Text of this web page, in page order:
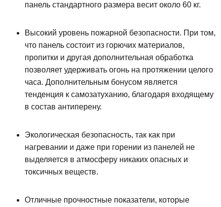
панель стандартного размера весит около 60 кг.
Высокий уровень пожарной безопасности. При том,
что панель состоит из горючих материалов,
пропитки и другая дополнительная обработка
позволяет удерживать огонь на протяжении целого
часа. Дополнительным бонусом является
тенденция к самозатуханию, благодаря входящему
в состав антиперену.
Экологическая безопасность, так как при
нагревании и даже при горении из панелей не
выделяется в атмосферу никаких опасных и
токсичных веществ.
Отличные прочностные показатели, которые